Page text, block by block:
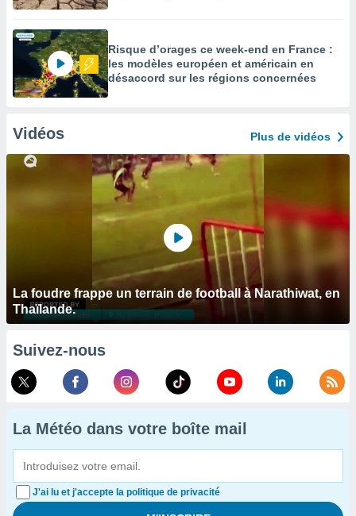
Risque d’orages ce week-end en France :
les modèles européen et américain en
désaccord sur les régions concernées
Vidéos Plus de vidéos
La foudre frappe un terrain de football à Narathiwat, en
Thaïlande.
Suivez-nous
La Météo dans votre boîte mail
J'ai lu et j'accepte la politique de privacité